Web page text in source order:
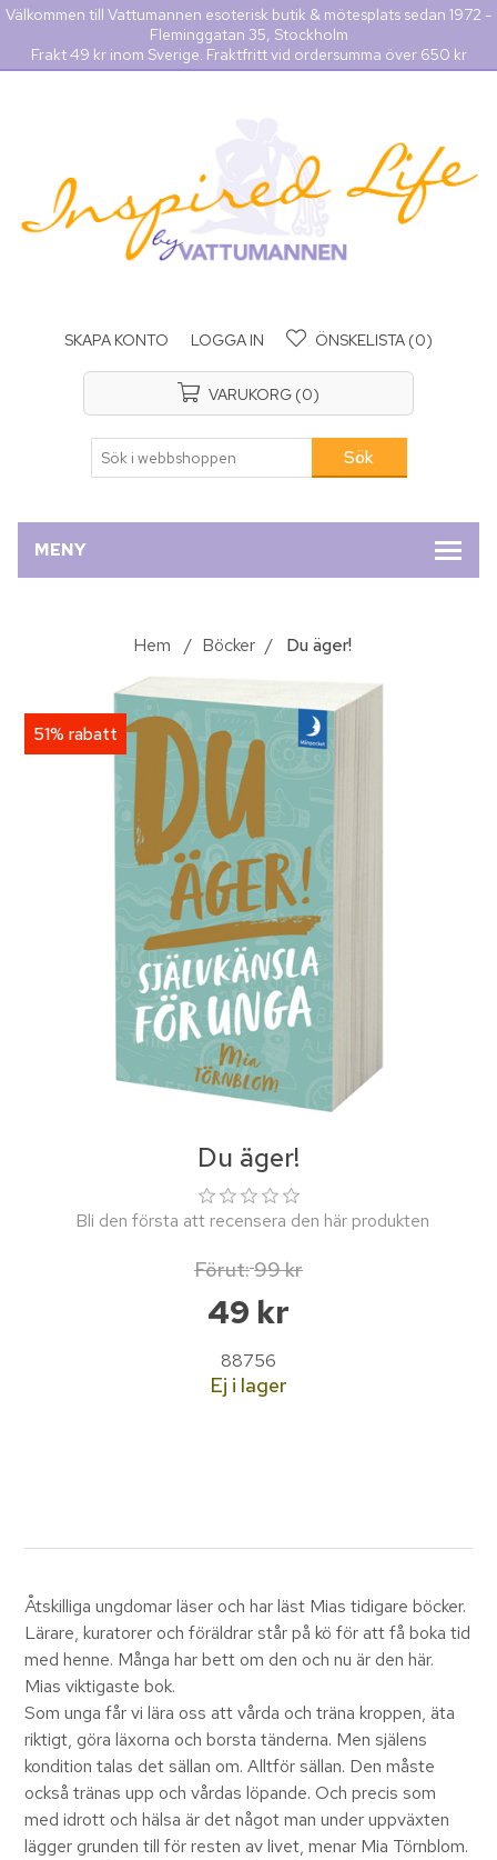
Välkommen till Vattumannen esoterisk butik & mötesplats sedan 1972 -
Fleminggatan 35, Stockholm
Frakt 49 kr inom Sverige. Fraktfritt vid ordersumma över 650 kr
SKAPA KONTO LOGGA IN ÖNSKELISTA (0)
VARUKORG (0)
MENY
Hem / Böcker / Du äger!
51% rabatt
Du äger!
Bli den första att recensera den här produkten
Förut:99 kr
49 kr
88756
Ej i lager
Åtskilliga ungdomar läser och har läst Mias tidigare böcker.
Lärare, kuratorer och föräldrar står på kö för att få boka tid
med henne. Många har bett om den och nu är den här.
Mias viktigaste bok.
Som unga får vi lära oss att vårda och träna kroppen, äta
riktigt, göra läxorna och borsta tänderna. Men själens
kondition talas det sällan om. Alltför sällan. Den måste
också tränas upp och vårdas löpande. Och precis som
med idrott och hälsa är det något man under uppväxten
lägger grunden till för resten av livet, menar Mia Törnblom.